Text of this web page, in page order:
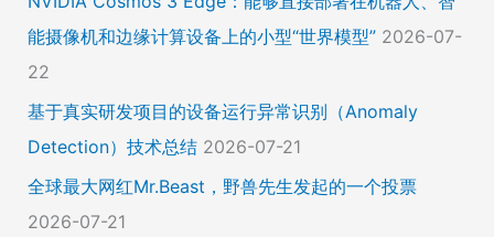
能摄像机和边缘计算设备上的小型“世界模型” 2026-07-
22
基于真实研发项目的设备运行异常识别（Anomaly
Detection）技术总结 2026-07-21
全球最大网红Mr.Beast，野兽先生发起的一个投票
2026-07-21